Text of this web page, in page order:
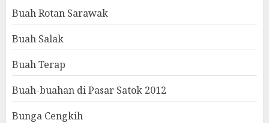
Buah Rotan Sarawak
Buah Salak
Buah Terap
Buah-buahan di Pasar Satok 2012
Bunga Cengkih